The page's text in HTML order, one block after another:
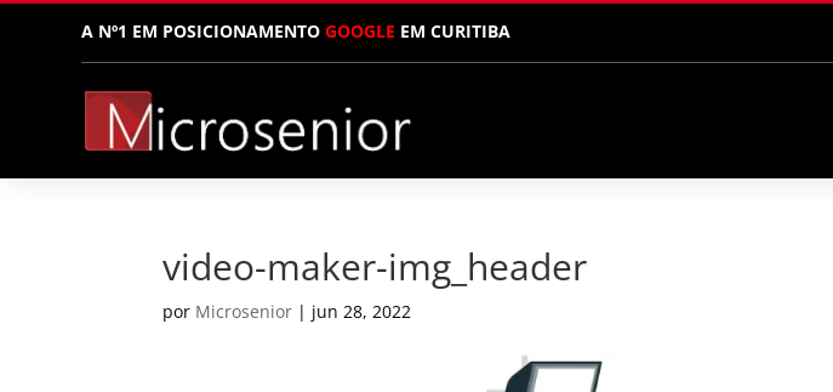
A Nº1 EM POSICIONAMENTOGOOGLE EM CURITIBA
video-maker-img_header
por Microsenior | jun 28, 2022